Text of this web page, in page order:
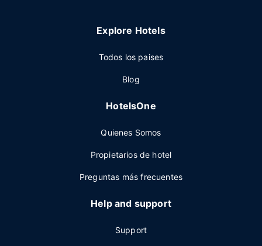
Explore Hotels
Todos los paises
Blog
HotelsOne
Quienes Somos
Propietarios de hotel
Preguntas más frecuentes
Help and support
Support